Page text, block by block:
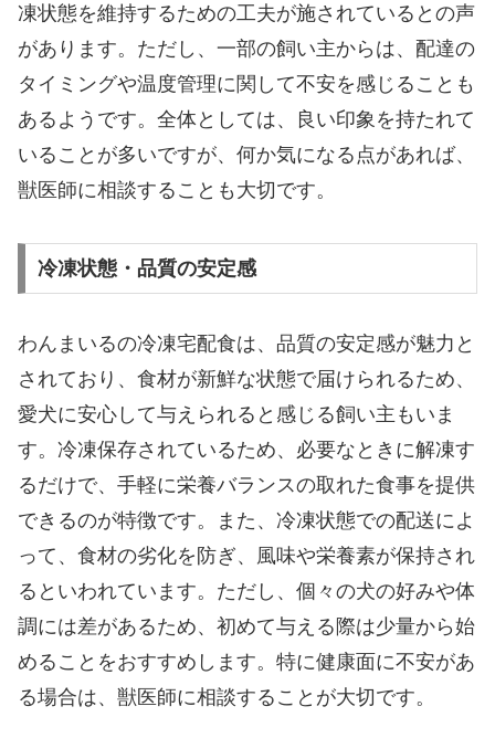
凍状態を維持するための工夫が施されているとの声
があります。ただし、一部の飼い主からは、配達の
タイミングや温度管理に関して不安を感じることも
あるようです。全体としては、良い印象を持たれて
いることが多いですが、何か気になる点があれば、
獣医師に相談することも大切です。
冷凍状態・品質の安定感
わんまいるの冷凍宅配食は、品質の安定感が魅力と
されており、食材が新鮮な状態で届けられるため、
愛犬に安心して与えられると感じる飼い主もいま
す。冷凍保存されているため、必要なときに解凍す
るだけで、手軽に栄養バランスの取れた食事を提供
できるのが特徴です。また、冷凍状態での配送によ
って、食材の劣化を防ぎ、風味や栄養素が保持され
るといわれています。ただし、個々の犬の好みや体
調には差があるため、初めて与える際は少量から始
めることをおすすめします。特に健康面に不安があ
る場合は、獣医師に相談することが大切です。